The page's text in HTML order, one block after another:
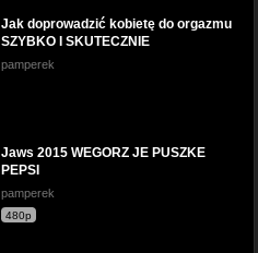
Jak doprowadzić kobietę do orgazmu
SZYBKO I SKUTECZNIE
pamperek
Jaws 2015 WEGORZ JE PUSZKE
PEPSI
pamperek
480p